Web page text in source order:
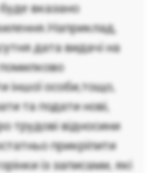
вказано
дата видачі на
помилково
іншої особи,тощо,
та подати нові,
трудові відносини
прикріпити
із записами, які